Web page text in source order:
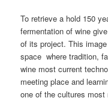
To retrieve a hold 150
fermentation of wine
of its project. This
space where tradition,
wine most current
meeting place and
one of the cultures most